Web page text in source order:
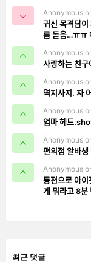
Anonymous
귀신
름 돋음…ㅠㅠ
Anonymous
사랑하는
Anonymous
역지사지. 자
Anonymous
엄마
Anonymous
편의점
Anonymous
동전으로
게 뭐라고 8분
최근 댓글